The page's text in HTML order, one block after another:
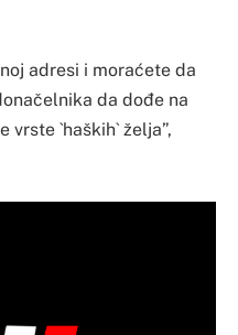
adresi i moraćete da
da dođe na
vrste `haških` želja”,